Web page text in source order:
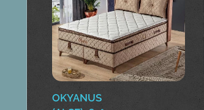
OKYANUS